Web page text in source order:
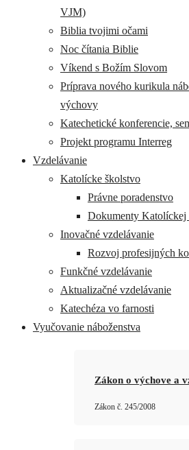
VJM)
Biblia tvojimi očami
Noc čítania Biblie
Víkend s Božím Slovom
Príprava nového kurikula
výchovy
Katechetické konferencie,
Projekt programu Interreg
Vzdelávanie
Katolícke školstvo
Právne poradenstvo
Dokumenty Katolíckej
Inovačné vzdelávanie
Rozvoj profesijných
Funkčné vzdelávanie
Aktualizačné vzdelávanie
Katechéza vo farnosti
Vyučovanie náboženstva
Zákon o výchove a
Zákon č. 245/2008